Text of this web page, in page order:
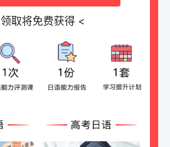
领取将免费获得 <